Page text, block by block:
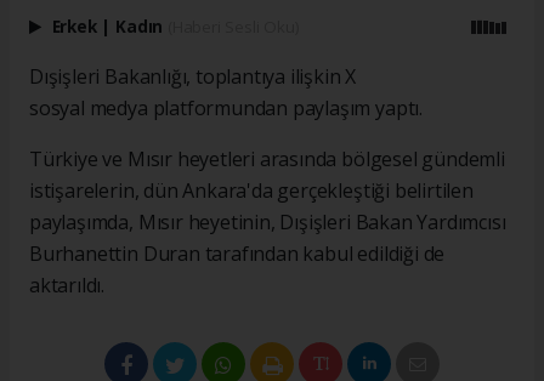
Erkek | Kadın
Dışişleri Bakanlığı, toplantıya ilişkin X
sosyal medya platformundan paylaşım yaptı.
Türkiye ve Mısır heyetleri arasında bölgesel gündemli
istişarelerin, dün Ankara'da gerçekleştiği belirtilen
paylaşımda, Mısır heyetinin, Dışişleri Bakan Yardımcısı
Burhanettin Duran tarafından kabul edildiği de
aktarıldı.